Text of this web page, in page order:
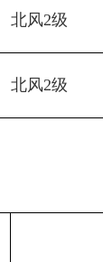
北风2级
北风2级